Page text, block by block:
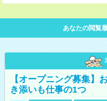
あなたの閲覧
【オープニング募集】
き添いも仕事の1つ